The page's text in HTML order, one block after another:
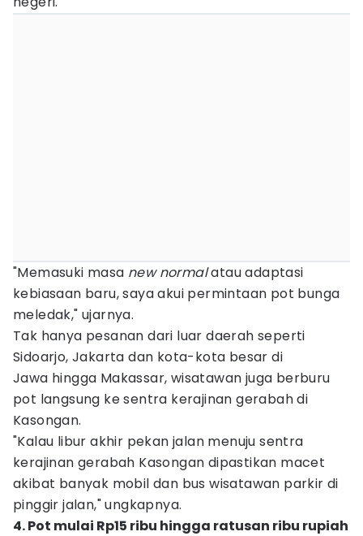
"Memasuki masa new normalatau adaptasi
kebiasaan baru, saya akui permintaan pot bunga
meledak," ujarnya.
Tak hanya pesanan dari luar daerah seperti
Sidoarjo, Jakarta dan kota-kota besar di
Jawa hingga Makassar, wisatawan juga berburu
pot langsung ke sentra kerajinan gerabah di
Kasongan.
"Kalau libur akhir pekan jalan menuju sentra
kerajinan gerabah Kasongan dipastikan macet
akibat banyak mobil dan bus wisatawan parkir di
pinggir jalan," ungkapnya.
4. Pot mulai Rp15 ribu hingga ratusan ribu rupiah